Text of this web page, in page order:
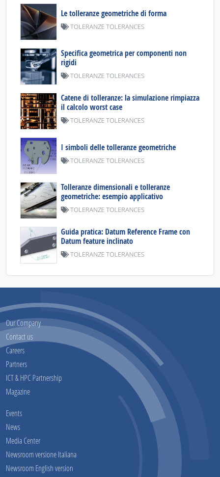
Le tolleranze geometriche di forma
TOLERANZE TOLERANCES
Specifica geometrica per componenti non
rigidi
TOLERANZE TOLERANCES
Catene di tolleranze: la simulazione rimpiazza
il calcolo worst case
TOLERANZE TOLERANCES
I simboli delle tolleranze geometriche
TOLERANZE TOLERANCES
Tolleranze dimensionali e tolleranze
geometriche: esempio applicativo
TOLERANZE TOLERANCES
Guida pratica: Datum Reference Frame con
Datum feature inclinato
TOLERANZE TOLERANCES
Our Company
Contact us
Careers
Partners
ICT & HPC Partnership
Magazine
Events
News
Media Center
Newsroom versione Italiana
Newsroom English version